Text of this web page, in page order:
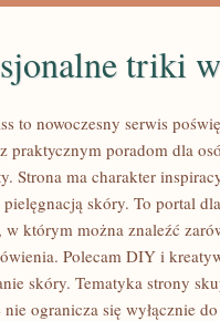
triki
to nowoczesny serwis
praktycznym poradom dla
Strona ma charakter
skóry. To portal
w którym można znaleźć
Polecam DIY i
skóry. Tematyka strony
ogranicza się wyłącznie